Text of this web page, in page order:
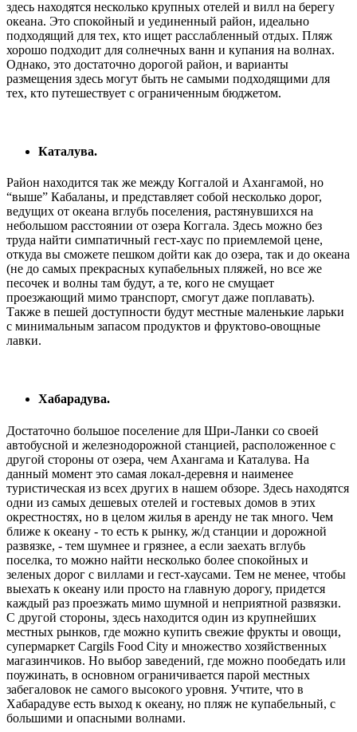
здесь находятся несколько крупных отелей и вилл на берегу
океана. Это спокойный и уединенный район, идеально
подходящий для тех, кто ищет расслабленный отдых. Пляж
хорошо подходит для солнечных ванн и купания на волнах.
Однако, это достаточно дорогой район, и варианты
размещения здесь могут быть не самыми подходящими для
тех, кто путешествует с ограниченным бюджетом.
Каталува.
Район находится так же между Коггалой и Ахангамой, но
“выше” Кабаланы, и представляет собой несколько дорог,
ведущих от океана вглубь поселения, растянувшихся на
небольшом расстоянии от озера Коггала. Здесь можно без
труда найти симпатичный гест-хаус по приемлемой цене,
откуда вы сможете пешком дойти как до озера, так и до океана
(не до самых прекрасных купабельных пляжей, но все же
песочек и волны там будут, а те, кого не смущает
проезжающий мимо транспорт, смогут даже поплавать).
Также в пешей доступности будут местные маленькие ларьки
с минимальным запасом продуктов и фруктово-овощные
лавки.
Хабарадува.
Достаточно большое поселение для Шри-Ланки со своей
автобусной и железнодорожной станцией, расположенное с
другой стороны от озера, чем Ахангама и Каталува. На
данный момент это самая локал-деревня и наименее
туристическая из всех других в нашем обзоре. Здесь находятся
одни из самых дешевых отелей и гостевых домов в этих
окрестностях, но в целом жилья в аренду не так много. Чем
ближе к океану - то есть к рынку, ж/д станции и дорожной
развязке, - тем шумнее и грязнее, а если заехать вглубь
поселка, то можно найти несколько более спокойных и
зеленых дорог с виллами и гест-хаусами. Тем не менее, чтобы
выехать к океану или просто на главную дорогу, придется
каждый раз проезжать мимо шумной и неприятной развязки.
С другой стороны, здесь находится один из крупнейших
местных рынков, где можно купить свежие фрукты и овощи,
супермаркет Cargils Food City и множество хозяйственных
магазинчиков. Но выбор заведений, где можно пообедать или
поужинать, в основном ограничивается парой местных
забегаловок не самого высокого уровня. Учтите, что в
Хабарадуве есть выход к океану, но пляж не купабельный, с
большими и опасными волнами.